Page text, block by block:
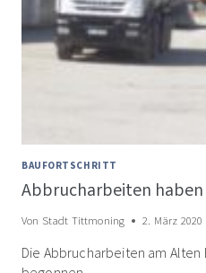
BAUFORTSCHRITT
Abbrucharbeiten
Von Stadt Tittmoning 2. März 2020
Die Abbrucharbeiten am